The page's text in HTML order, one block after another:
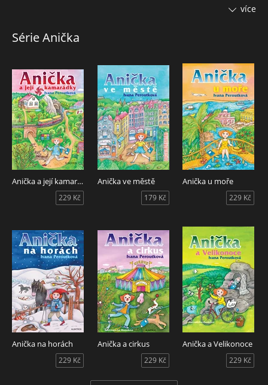
(Anička a její kamarádky, Anička ve městě, Anička u moře,
více
Série Anička
Anička a její kamarádky
229 Kč
Anička ve městě
179 Kč
Anička u moře
229 Kč
Anička na horách
229 Kč
Anička a cirkus
229 Kč
Anička a Velikonoce
229 Kč